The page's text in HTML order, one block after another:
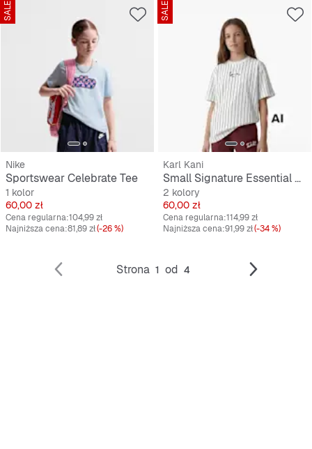
SALE
Nike
Sportswear Celebrate Tee
1 kolor
Cena
60,00 zł
Cena regularna:104,99 zł
Najniższa cena:81,89 zł(-26 %)
SALE
Karl Kani
Small Signature Essential Pinstripe Tee Junior
2 kolory
Cena
60,00 zł
Cena regularna:114,99 zł
Najniższa cena:91,99 zł(-34 %)
Strona 1 od 4